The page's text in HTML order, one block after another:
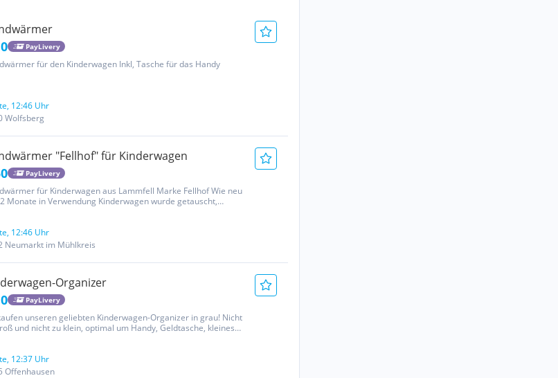
PayLivery
für den Kinderwagen Inkl, Tasche für das Handy
12:46 Uhr
Wolfsberg
"Fellhof" für Kinderwagen
PayLivery
für Kinderwagen aus Lammfell Marke Fellhof Wie neu
Monate in Verwendung Kinderwagen wurde getauscht,
12:46 Uhr
Neumarkt im Mühlkreis
Organizer
PayLivery
unseren geliebten Kinderwagen-Organizer in grau! Nicht
und nicht zu klein, optimal um Handy, Geldtasche, kleines
12:37 Uhr
Offenhausen